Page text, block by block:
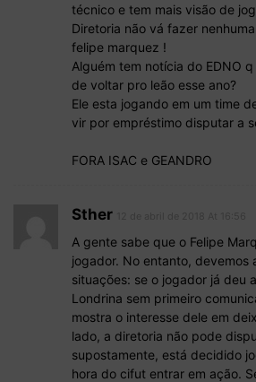
técnico e tem mais visão de
Diretoria não vá fazer
felipe marquez !
Alguém tem notícia do EDNO
de voltar pro leão esse ano?
Ele esta jogando em um time
vir por empréstimo disputar a
FORA ISAC e GEANDRO
Sther
A gente sabe que o Felipe
jogador. No entanto, devemos
situações: se o jogador já deu
Londrina sem primeiro
mostra o interesse dele em
lado, a diretoria não pode
supostamente, está decidido
hora do cifut entrar em ação.